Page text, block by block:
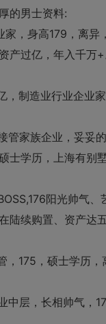
的男士资料:
家，身高179 ，离异
产过亿，年入千万+
，制造业行业企业
管家族企业，妥妥
士学历，上海有别
阳光帅气、
陆续购置、资产达五
， 175 ，硕士学历
中层，长相帅气，